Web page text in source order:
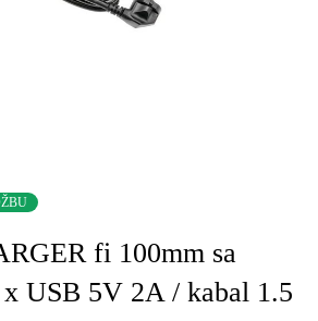
fi 100mm sa
USB 5V 2A / kabal 1.5